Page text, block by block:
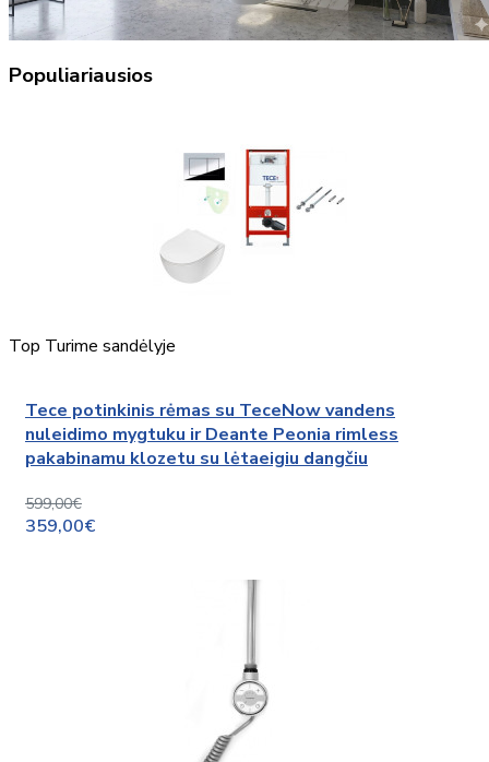
Populiariausios
Top Turime sandėlyje
Tece potinkinis rėmas su TeceNow vandens
nuleidimo mygtuku ir Deante Peonia rimless
pakabinamu klozetu su lėtaeigiu dangčiu
599,00€
359,00€